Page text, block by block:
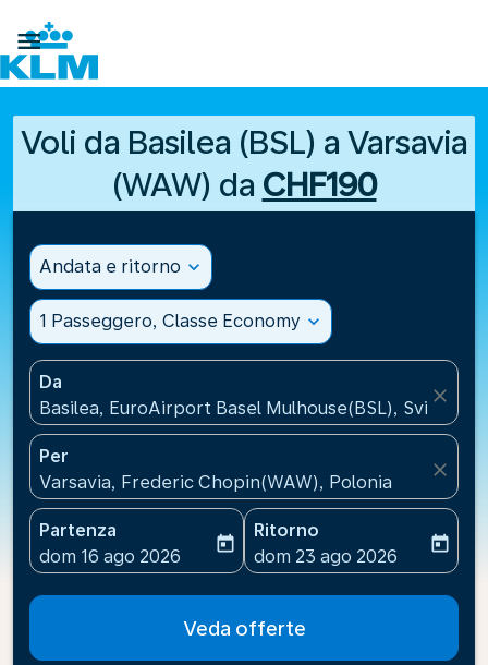

Voli da Basilea (BSL) a Varsavia
(WAW) da CHF190
Andata e ritorno expand_more
1 Passeggero, Classe Economy expand_more
Da
Basilea, EuroAirport Basel Mulhouse(BSL), Svizzera
close
Per
Varsavia, Frederic Chopin(WAW), Polonia
close
Partenza
fc-booking-departure-date-aria-label
dom 16 ago 2026
today
Ritorno
fc-booking-return-date-
dom 23 ago 2026
today
Veda offerte